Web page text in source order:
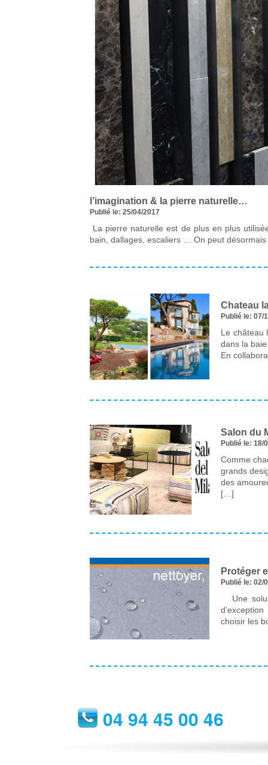
l’imagination & la pierre naturelle…
Publié le: 25/04/2017
La pierre naturelle est de plus en plus
bain, dallages, escaliers … On peut
Chateau
Publié le: 07/
Le château
dans la
En
Salon du
Publié le: 18/
Comme
grands
des
[…]
Protéger
Publié le: 02/
Une
choisir les
04 94 45 00 46